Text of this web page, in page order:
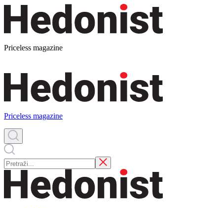
Priceless magazine
Priceless magazine